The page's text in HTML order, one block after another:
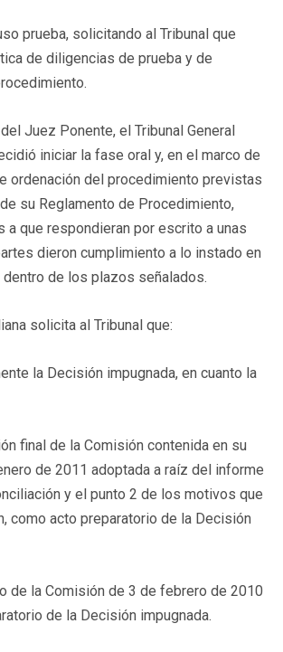
prueba, solicitando al Tribunal que
de diligencias de prueba y de
Juez Ponente, el Tribunal General
iniciar la fase oral y, en el marco de
ordenación del procedimiento previstas
su Reglamento de Procedimiento,
a que respondieran por escrito a unas
dieron cumplimiento a lo instado en
de los plazos señalados.
solicita al Tribunal que:
la Decisión impugnada, en cuanto la
final de la Comisión contenida en su
de 2011 adoptada a raíz del informe
y el punto 2 de los motivos que
como acto preparatorio de la Decisión
de la Comisión de 3 de febrero de 2010
de la Decisión impugnada.